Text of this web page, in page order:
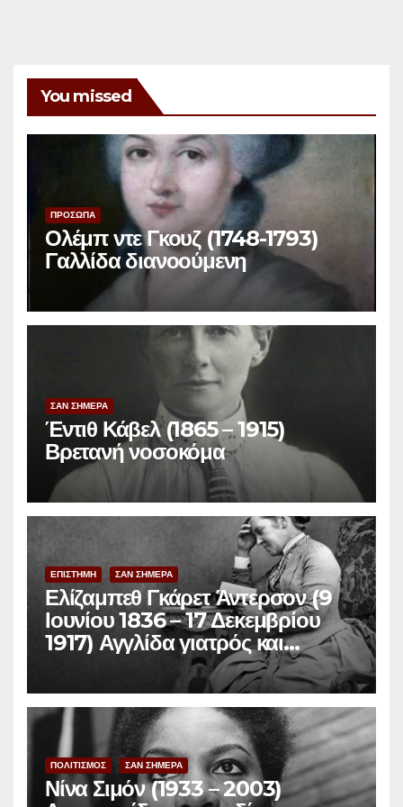
You missed
ΠΡΟΣΩΠΑ
Ολέμπ ντε Γκουζ (1748-1793)
Γαλλίδα διανοούμενη
ΣΑΝ ΣΗΜΕΡΑ
Έντιθ Κάβελ (1865 – 1915)
Βρετανή νοσοκόμα
ΕΠΙΣΤΗΜΗ ΣΑΝ ΣΗΜΕΡΑ
Ελίζαμπεθ Γκάρετ Άντερσον (9
Ιουνίου 1836 – 17 Δεκεμβρίου
1917) Αγγλίδα γιατρός και
ΠΟΛΙΤΙΣΜΟΣ ΣΑΝ ΣΗΜΕΡΑ
Νίνα Σιμόν (1933 – 2003)